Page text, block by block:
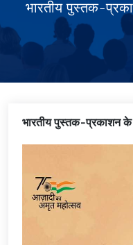
भारतीय पुस्तक-
भारतीय पुस्तक-प्रकाशन